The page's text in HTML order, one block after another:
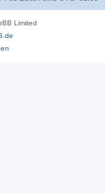
Limited